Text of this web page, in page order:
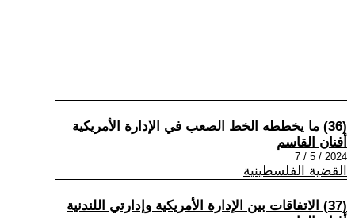
(36) ما يخططه الخط الصعب في الإدارة الأمريكية
أفنان القاسم
2024 / 5 / 7
القضية الفلسطينية
(37) الاتفاقات بين الإدارة الأمريكية وإدارتي اللندنية